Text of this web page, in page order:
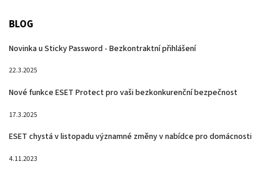
BLOG
Novinka u Sticky Password - Bezkontraktní přihlášení
22.3.2025
Nové funkce ESET Protect pro vaši bezkonkurenční bezpečnost
17.3.2025
ESET chystá v listopadu významné změny v nabídce pro domácnosti
4.11.2023